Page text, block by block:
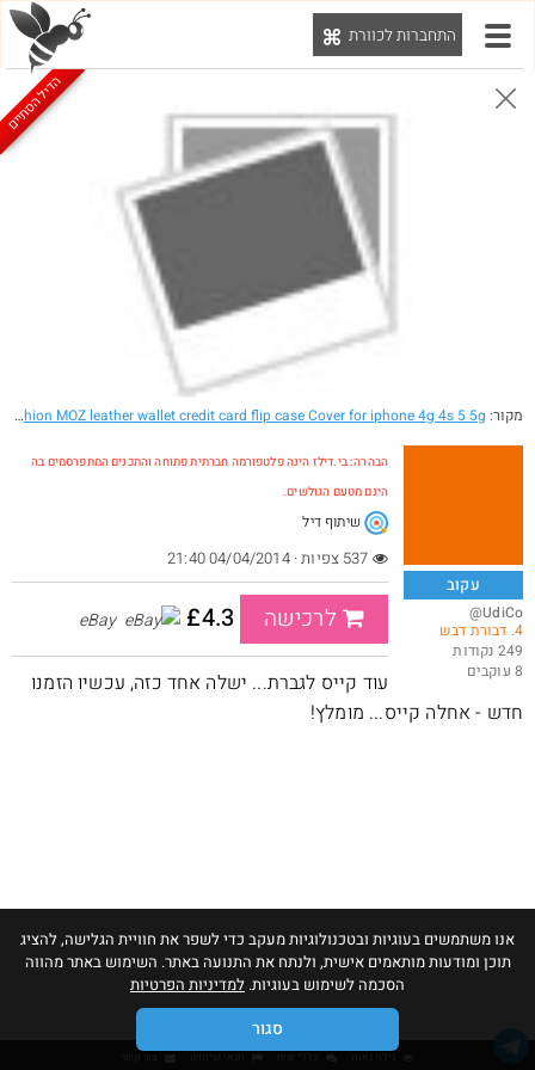
התחברות לכוורת
הבהרה: בי.דילז הינה פלטפורמה חברתית פתוחה והתכנים המתפרסמים בה הינם מטעם הגולשים.
הדילים המעודכנים הדילים החמים
עדכונים מהרשת חדש בכוורת
באג? רק לפריים - משלוח חינם ללא הגבלת 49$
30· 85· 2152
אנו משתמשים בעוגיות ובטכנולוגיות מעקב כדי לשפר את חוויית הגלישה, להציג
תוכן ומודעות מותאמים אישית, ולנתח את התנועה באתר. השימוש באתר מהווה
הסכמה לשימוש בעוגיות. למדיניות הפרטיות
סגור
הדיל הסתיים
מקור: - 1x fashion MOZ leather wallet credit card flip case Cover for iphone 4g 4s 5 5g
עקוב
@UdiCo
4. דבורת דבש
249 נקודות
8 עוקבים
הבהרה: בי.דילז הינה פלטפורמה חברתית פתוחה והתכנים המתפרסמים בה
הינם מטעם הגולשים.
שיתוף דיל
לרכישה £4.3
eBay
עוד קייס לגברת... ישלה אחד כזה, עכשיו הזמנו
חדש - אחלה קייס... מומלץ!